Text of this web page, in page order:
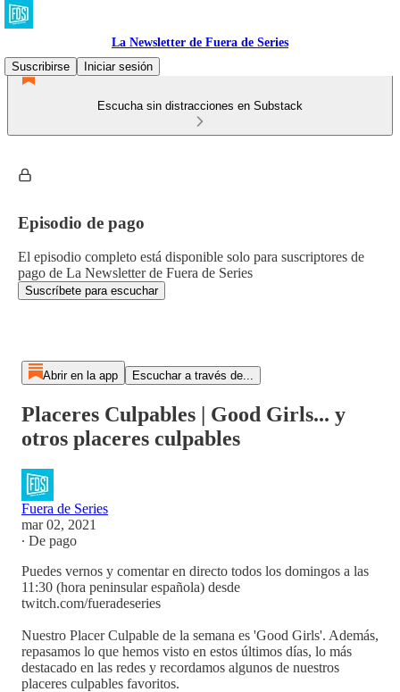
La Newsletter de Fuera de Series
Suscribirse
Iniciar sesión
Escucha sin distracciones en Substack
Episodio de pago
El episodio completo está disponible solo para suscriptores de
pago de La Newsletter de Fuera de Series
Suscríbete para escuchar
Abrir en la app Escuchar a través de...
Placeres Culpables | Good Girls... y
otros placeres culpables
Fuera de Series
mar 02, 2021
∙ De pago
Puedes vernos y comentar en directo todos los domingos a las
11:30 (hora peninsular española) desde
twitch.com/fueradeseries
Nuestro Placer Culpable de la semana es 'Good Girls'. Además,
repasamos lo que hemos visto en estos últimos días, lo más
destacado en las redes y recordamos algunos de nuestros
placeres culpables favoritos.